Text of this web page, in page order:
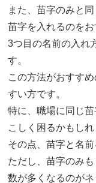
また、苗字のみと
苗字を入れるのをお
3つ目の名前の入れ
す。
この方法がおすす
すい方です。
特に、職場に同じ
こしく困るかもしれ
その点、苗字と名
ただし、苗字のみ
数が多くなるのがネ